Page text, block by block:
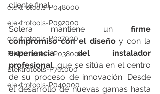
elektrotools-P048000
elektrotools-P092000
elektrotools-P027000
Elektrotools - P038000
Elektrotools-P761000
elektrotools-P040000
cliente final.
Solera mantiene un firme
compromiso con el diseño
experiencia del instalador
profesional, que se sitúa en el centro
de su proceso de innovación. Desde
el desarrollo de nuevas gamas hasta